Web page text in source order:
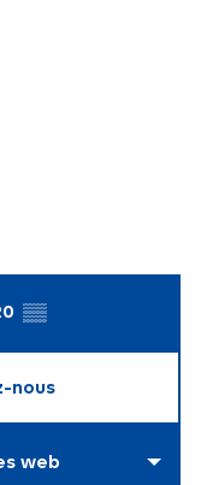
▒▒
nous
web